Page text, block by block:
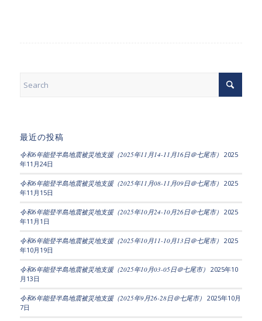
最近の投稿
令和6年能登半島地震被災地支援（2025年11月14-11月16日＠七尾市） 2025
年11月24日
令和6年能登半島地震被災地支援（2025年11月08-11月09日＠七尾市） 2025
年11月15日
令和6年能登半島地震被災地支援（2025年10月24-10月26日＠七尾市） 2025
年11月1日
令和6年能登半島地震被災地支援（2025年10月11-10月13日＠七尾市） 2025
年10月19日
令和6年能登半島地震被災地支援（2025年10月03-05日＠七尾市） 2025年10
月13日
令和6年能登半島地震被災地支援（2025年9月26-28日＠七尾市） 2025年10月
7日